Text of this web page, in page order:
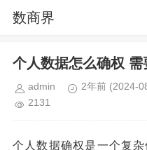
数商界
个人数据怎么确权
admin 2年前 (2024-
2131
个人数据确权是一个复